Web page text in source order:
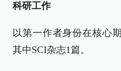
科研工作
以第一作者身份在核心
其中SCI杂志1篇。